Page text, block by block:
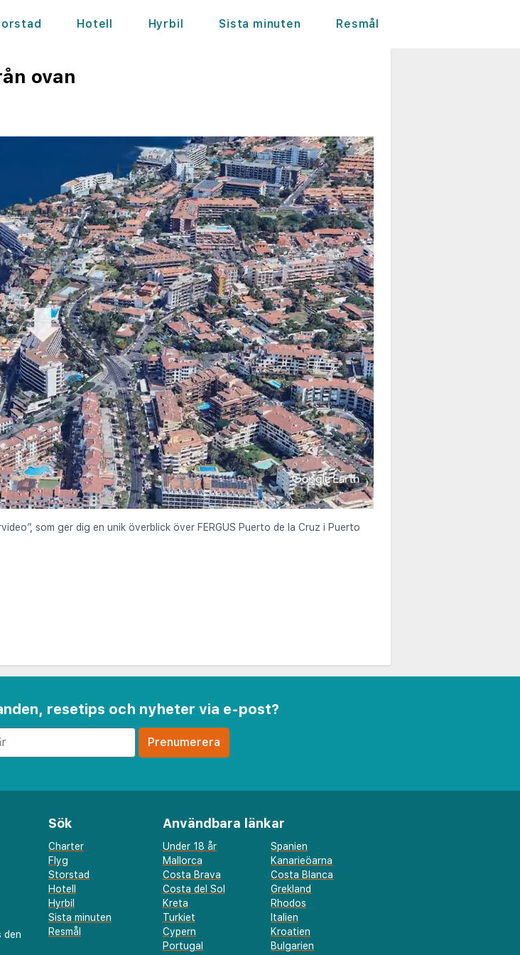
Hotell Hyrbil Sista minuten Resmål
ovan
som ger dig en unik överblick över FERGUS Puerto de la Cruz i Puerto
resetips och nyheter via e-post?
den
Sök
Charter
Flyg
Storstad
Hotell
Hyrbil
Sista minuten
Resmål
Användbara länkar
Under 18 år
Spanien
Mallorca
Kanarieöarna
Costa Brava
Costa Blanca
Costa del Sol
Grekland
Kreta
Rhodos
Turkiet
Italien
Cypern
Kroatien
Portugal
Bulgarien